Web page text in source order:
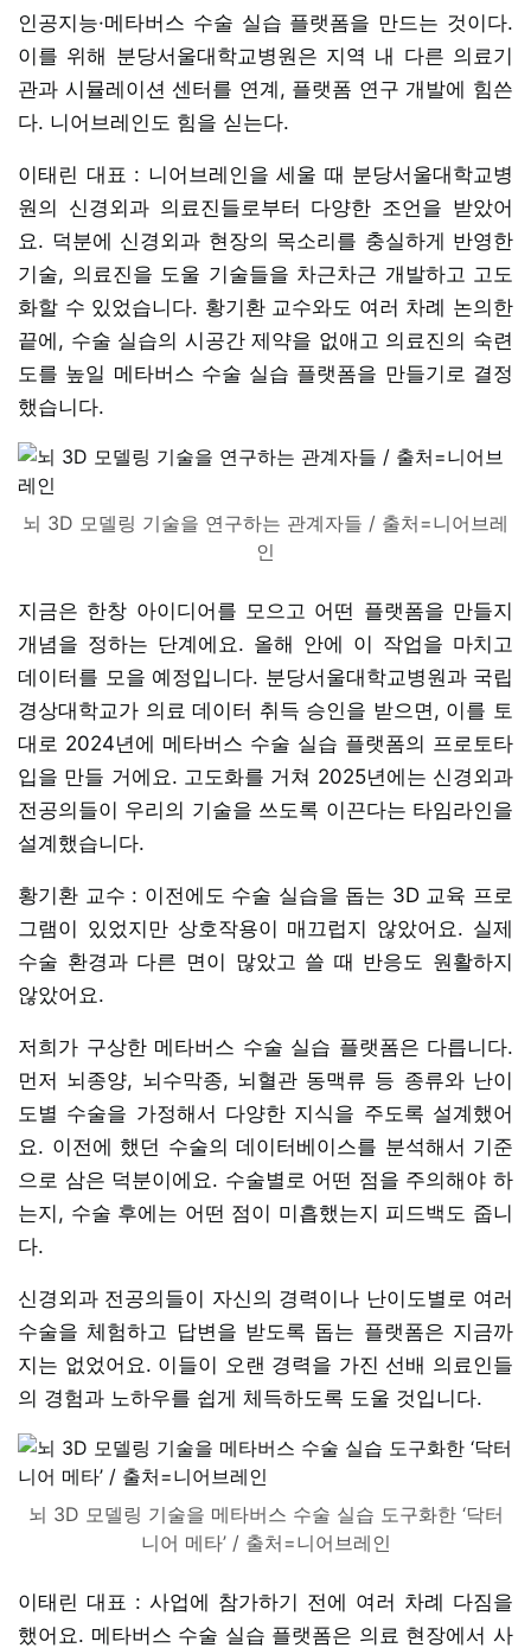
인공지능·메타버스 수술 실습 플랫폼을 만드는 것이다.
이를 위해 분당서울대학교병원은 지역 내 다른 의료기
관과 시뮬레이션 센터를 연계, 플랫폼 연구 개발에 힘쓴
다. 니어브레인도 힘을 싣는다.
이태린 대표 : 니어브레인을 세울 때 분당서울대학교병
원의 신경외과 의료진들로부터 다양한 조언을 받았어
요. 덕분에 신경외과 현장의 목소리를 충실하게 반영한
기술, 의료진을 도울 기술들을 차근차근 개발하고 고도
화할 수 있었습니다. 황기환 교수와도 여러 차례 논의한
끝에, 수술 실습의 시공간 제약을 없애고 의료진의 숙련
도를 높일 메타버스 수술 실습 플랫폼을 만들기로 결정
했습니다.
뇌 3D 모델링 기술을 연구하는 관계자들 / 출처=니어브레
인
지금은 한창 아이디어를 모으고 어떤 플랫폼을 만들지
개념을 정하는 단계에요. 올해 안에 이 작업을 마치고
데이터를 모을 예정입니다. 분당서울대학교병원과 국립
경상대학교가 의료 데이터 취득 승인을 받으면, 이를 토
대로 2024년에 메타버스 수술 실습 플랫폼의 프로토타
입을 만들 거에요. 고도화를 거쳐 2025년에는 신경외과
전공의들이 우리의 기술을 쓰도록 이끈다는 타임라인을
설계했습니다.
황기환 교수 : 이전에도 수술 실습을 돕는 3D 교육 프로
그램이 있었지만 상호작용이 매끄럽지 않았어요. 실제
수술 환경과 다른 면이 많았고 쓸 때 반응도 원활하지
않았어요.
저희가 구상한 메타버스 수술 실습 플랫폼은 다릅니다.
먼저 뇌종양, 뇌수막종, 뇌혈관 동맥류 등 종류와 난이
도별 수술을 가정해서 다양한 지식을 주도록 설계했어
요. 이전에 했던 수술의 데이터베이스를 분석해서 기준
으로 삼은 덕분이에요. 수술별로 어떤 점을 주의해야 하
는지, 수술 후에는 어떤 점이 미흡했는지 피드백도 줍니
다.
신경외과 전공의들이 자신의 경력이나 난이도별로 여러
수술을 체험하고 답변을 받도록 돕는 플랫폼은 지금까
지는 없었어요. 이들이 오랜 경력을 가진 선배 의료인들
의 경험과 노하우를 쉽게 체득하도록 도울 것입니다.
뇌 3D 모델링 기술을 메타버스 수술 실습 도구화한 ‘닥터
니어 메타’ / 출처=니어브레인
이태린 대표 : 사업에 참가하기 전에 여러 차례 다짐을
했어요. 메타버스 수술 실습 플랫폼은 의료 현장에서 사